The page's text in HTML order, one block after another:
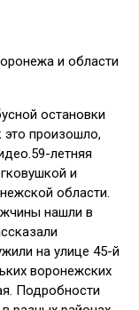
и области
остановки
произошло,
летняя
и
области.
нашли в
на улице 45-й
воронежских
Подробности